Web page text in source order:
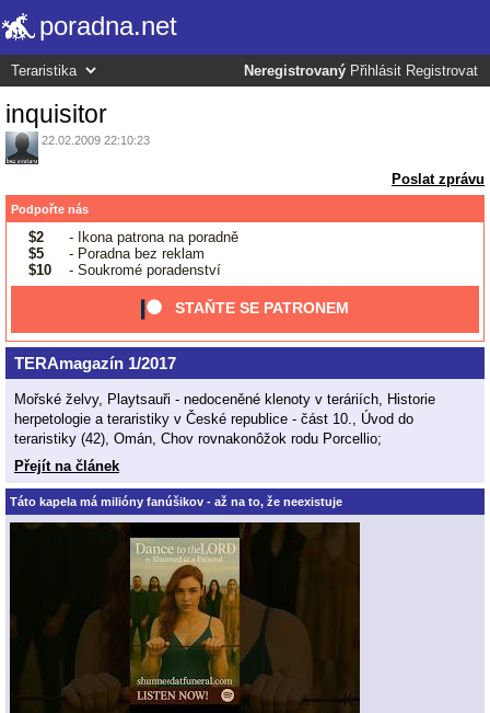
poradna.net
Neregistrovaný Přihlásit Registrovat
inquisitor
22.02.2009 22:10:23
Poslat zprávu
Podpořte nás
$2
- Ikona patrona na poradně
$5
- Poradna bez reklam
$10
- Soukromé poradenství
STAŇTE SE PATRONEM
TERAmagazín 1/2017
Mořské želvy, Playtsauři - nedoceněné klenoty v teráriích, Historie
herpetologie a teraristiky v České republice - část 10., Úvod do
teraristiky (42), Omán, Chov rovnakonôžok rodu Porcellio;
Přejít na článek
Táto kapela má milióny fanúšikov - až na to, že neexistuje